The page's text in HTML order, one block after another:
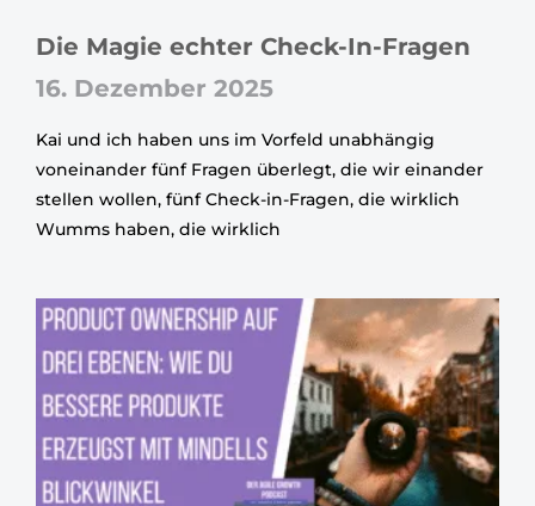
Die Magie echter Check-In-Fragen
16. Dezember 2025
Kai und ich haben uns im Vorfeld unabhängig
voneinander fünf Fragen überlegt, die wir einander
stellen wollen, fünf Check-in-Fragen, die wirklich
Wumms haben, die wirklich